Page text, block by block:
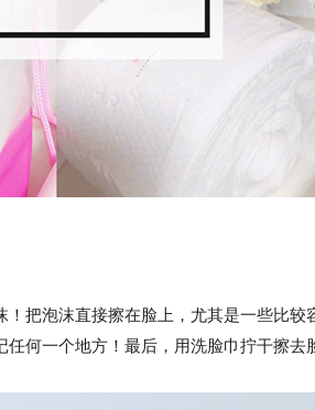
把泡沫直接擦在脸上，尤其是一些比较
何一个地方！最后，用洗脸巾拧干擦去